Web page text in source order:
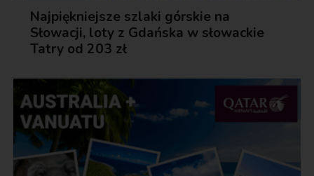
Najpiękniejsze szlaki górskie na
Słowacji, loty z Gdańska w słowackie
Tatry od 203 zł